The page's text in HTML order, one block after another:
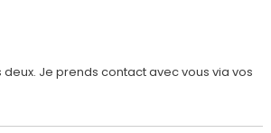
deux. Je prends contact avec vous via vos